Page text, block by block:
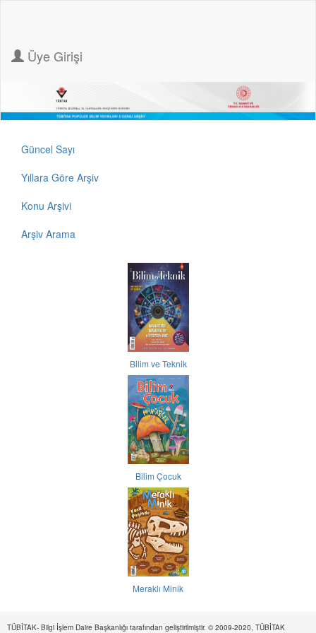
Üye Girişi
Güncel Sayı
Yıllara Göre Arşiv
Konu Arşivi
Arşiv Arama
Bilim ve Teknik
Bilim Çocuk
Meraklı Minik
TÜBİTAK- Bilgi İşlem Daire Başkanlığı tarafından geliştirilmiştir. © 2009-2020, TÜBİTAK